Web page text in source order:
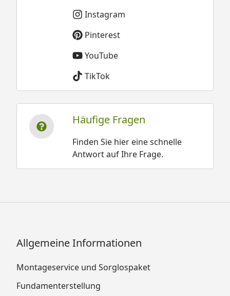
Instagram
Pinterest
YouTube
TikTok
Häufige Fragen
Finden Sie hier eine schnelle
Antwort auf Ihre Frage.
Allgemeine Informationen
Montageservice und Sorglospaket
Fundamenterstellung